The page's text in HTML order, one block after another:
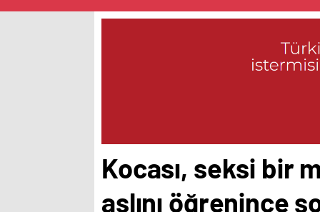
Kocası, seksi bir
aslını öğrenince